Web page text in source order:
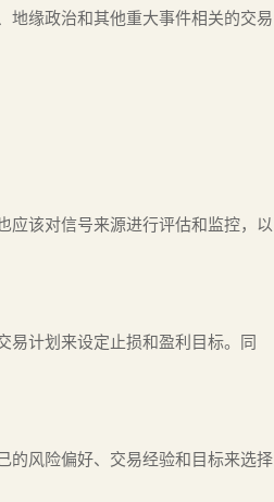
地缘政治和其他重大事件相关的交易
应该对信号来源进行评估和监控，以
易计划来设定止损和盈利目标。同
的风险偏好、交易经验和目标来选择